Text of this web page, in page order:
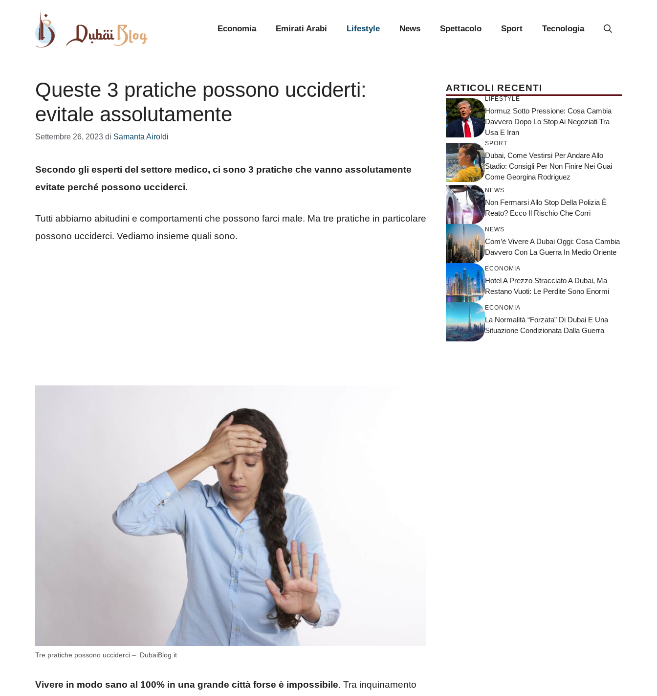
contenuto
Economia Emirati Arabi Lifestyle News Spettacolo Sport Tecnologia
Queste 3 pratiche possono ucciderti:
evitale assolutamente
Settembre 26, 2023 di Samanta Airoldi
Secondo gli esperti del settore medico, ci sono 3 pratiche che vanno assolutamente
evitate perché possono ucciderci.
Tutti abbiamo abitudini e comportamenti che possono farci male. Ma tre pratiche in particolare
possono ucciderci. Vediamo insieme quali sono.
Tre pratiche possono ucciderci – DubaiBlog.it
Vivere in modo sano al 100% in una grande città forse è impossibile. Tra inquinamento
ARTICOLI RECENTI
LIFESTYLE
Hormuz Sotto Pressione: Cosa Cambia
Davvero Dopo Lo Stop Ai Negoziati Tra
Usa E Iran
SPORT
Dubai, Come Vestirsi Per Andare Allo
Stadio: Consigli Per Non Finire Nei Guai
Come Georgina Rodriguez
NEWS
Non Fermarsi Allo Stop Della Polizia È
Reato? Ecco Il Rischio Che Corri
NEWS
Com’è Vivere A Dubai Oggi: Cosa Cambia
Davvero Con La Guerra In Medio Oriente
ECONOMIA
Hotel A Prezzo Stracciato A Dubai, Ma
Restano Vuoti: Le Perdite Sono Enormi
ECONOMIA
La Normalità “forzata” Di Dubai E Una
Situazione Condizionata Dalla Guerra